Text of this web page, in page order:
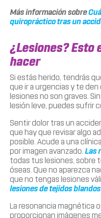
Más información sobre
quiropráctico tras un
¿Lesiones? Esto
hacer
Si estás herido, tendrás
que ir a urgencias y te
lesiones no son graves.
lesión leve, puedes sufrir
Sentir dolor tras un
que hay que revisar algo
posible. Acude a una
por imagen avanzado. Las
todas tus lesiones, sobre
óseas. Que no aparezca
que no tengas lesiones
lesiones de tejidos blandos.
La resonancia magnética
proporcionan imágenes